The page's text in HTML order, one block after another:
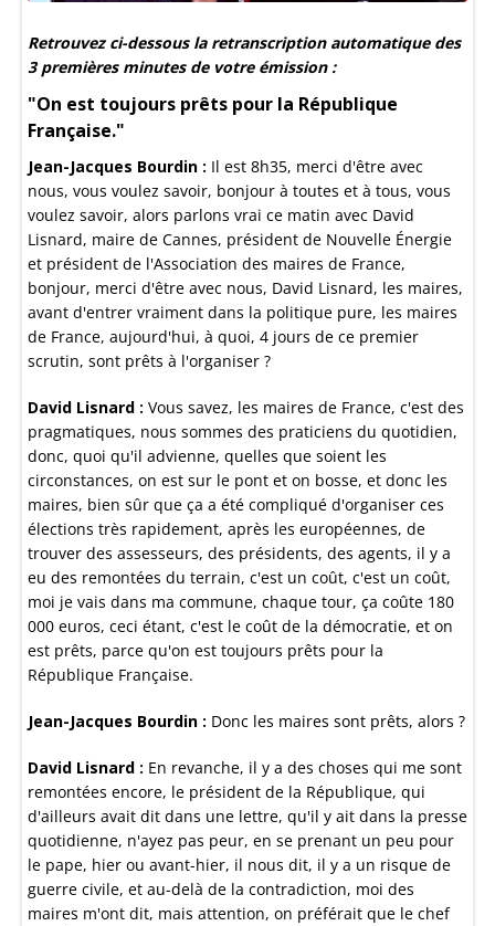
Retrouvez ci-dessous la retranscription automatique des
3 premières minutes de votre émission :
"On est toujours prêts pour la République
Française."
Jean-Jacques Bourdin : Il est 8h35, merci d'être avec
nous, vous voulez savoir, bonjour à toutes et à tous, vous
voulez savoir, alors parlons vrai ce matin avec David
Lisnard, maire de Cannes, président de Nouvelle Énergie
et président de l'Association des maires de France,
bonjour, merci d'être avec nous, David Lisnard, les maires,
avant d'entrer vraiment dans la politique pure, les maires
de France, aujourd'hui, à quoi, 4 jours de ce premier
scrutin, sont prêts à l'organiser ?
David Lisnard : Vous savez, les maires de France, c'est des
pragmatiques, nous sommes des praticiens du quotidien,
donc, quoi qu'il advienne, quelles que soient les
circonstances, on est sur le pont et on bosse, et donc les
maires, bien sûr que ça a été compliqué d'organiser ces
élections très rapidement, après les européennes, de
trouver des assesseurs, des présidents, des agents, il y a
eu des remontées du terrain, c'est un coût, c'est un coût,
moi je vais dans ma commune, chaque tour, ça coûte 180
000 euros, ceci étant, c'est le coût de la démocratie, et on
est prêts, parce qu'on est toujours prêts pour la
République Française.
Jean-Jacques Bourdin : Donc les maires sont prêts, alors ?
David Lisnard : En revanche, il y a des choses qui me sont
remontées encore, le président de la République, qui
d'ailleurs avait dit dans une lettre, qu'il y ait dans la presse
quotidienne, n'ayez pas peur, en se prenant un peu pour
le pape, hier ou avant-hier, il nous dit, il y a un risque de
guerre civile, et au-delà de la contradiction, moi des
maires m'ont dit, mais attention, on préférait que le chef